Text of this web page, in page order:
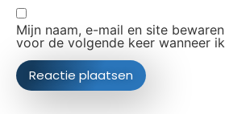
Mijn naam, e-mail en site
voor de volgende keer wanneer